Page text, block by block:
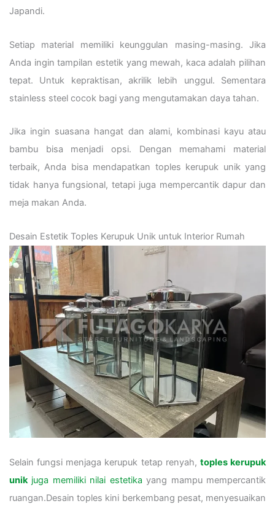
Japandi.
Setiap material memiliki keunggulan masing-masing. Jika
Anda ingin tampilan estetik yang mewah, kaca adalah pilihan
tepat. Untuk kepraktisan, akrilik lebih unggul. Sementara
stainless steel cocok bagi yang mengutamakan daya tahan.
Jika ingin suasana hangat dan alami, kombinasi kayu atau
bambu bisa menjadi opsi. Dengan memahami material
terbaik, Anda bisa mendapatkan toples kerupuk unik yang
tidak hanya fungsional, tetapi juga mempercantik dapur dan
meja makan Anda.
Desain Estetik Toples Kerupuk Unik untuk Interior Rumah
Selain fungsi menjaga kerupuk tetap renyah, toples kerupuk
unikjuga memiliki nilai estetika yang mampu mempercantik
ruangan.Desain toples kini berkembang pesat, menyesuaikan